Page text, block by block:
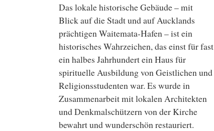
Das lokale historische Gebäude – mit
Blick auf die Stadt und auf Aucklands
prächtigen Waitemata-Hafen – ist ein
historisches Wahrzeichen, das einst für fast
ein halbes Jahrhundert ein Haus für
spirituelle Ausbildung von Geistlichen und
Religionsstudenten war. Es wurde in
Zusammenarbeit mit lokalen Architekten
und Denkmalschützern von der Kirche
bewahrt und wunderschön restauriert.